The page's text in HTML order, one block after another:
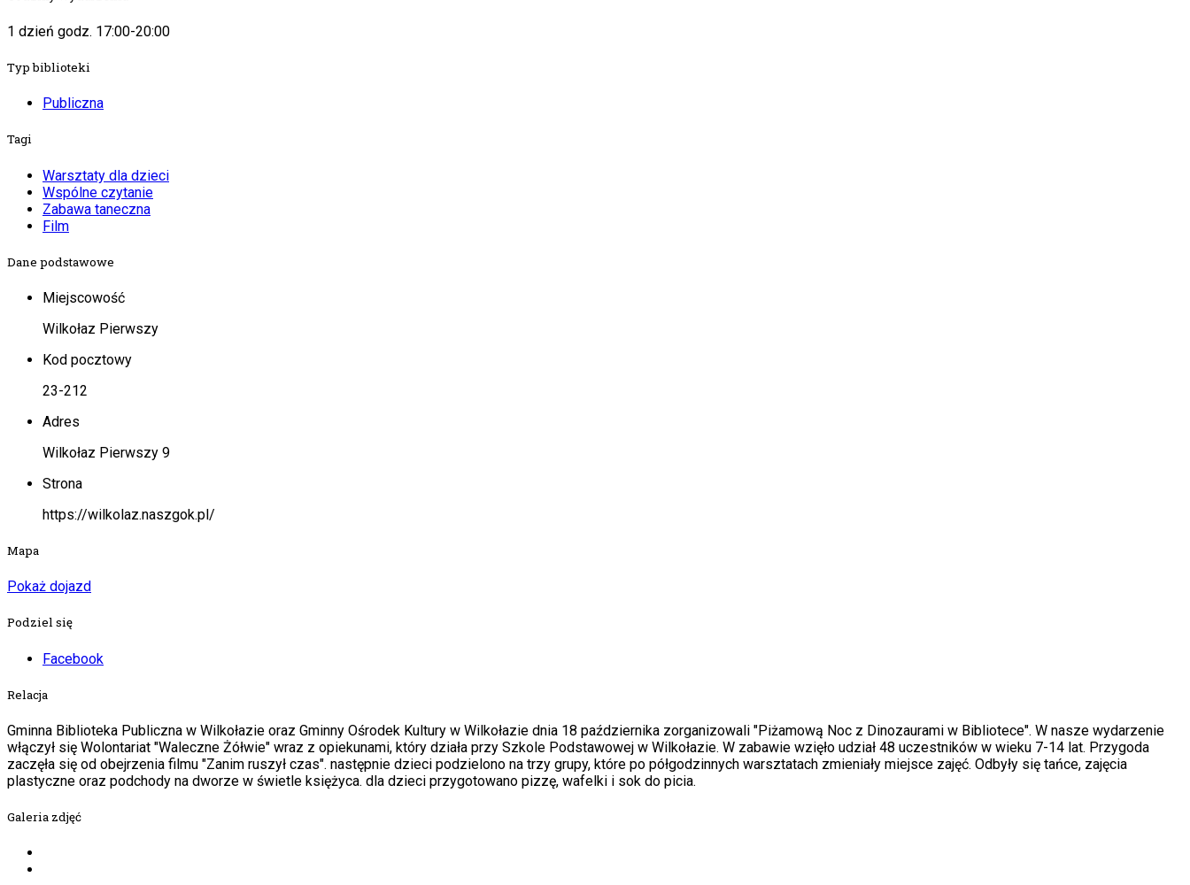
1 dzień godz. 17:00-20:00
Typ biblioteki
Publiczna
Tagi
Warsztaty dla dzieci
Wspólne czytanie
Zabawa taneczna
Film
Dane podstawowe
Miejscowość
Wilkołaz Pierwszy
Kod pocztowy
23-212
Adres
Wilkołaz Pierwszy 9
Strona
https://wilkolaz.naszgok.pl/
Mapa
Pokaż dojazd
Podziel się
Facebook
Relacja
Gminna Biblioteka Publiczna w Wilkołazie oraz Gminny Ośrodek Kultury w Wilkołazie dnia 18 października zorganizowali "Piżamową Noc z Dinozaurami w Bibliotece". W nasze wydarzenie
włączył się Wolontariat "Waleczne Żółwie" wraz z opiekunami, który działa przy Szkole Podstawowej w Wilkołazie. W zabawie wzięło udział 48 uczestników w wieku 7-14 lat. Przygoda
zaczęła się od obejrzenia filmu "Zanim ruszył czas". następnie dzieci podzielono na trzy grupy, które po półgodzinnych warsztatach zmieniały miejsce zajęć. Odbyły się tańce, zajęcia
plastyczne oraz podchody na dworze w świetle księżyca. dla dzieci przygotowano pizzę, wafelki i sok do picia.
Galeria zdjęć